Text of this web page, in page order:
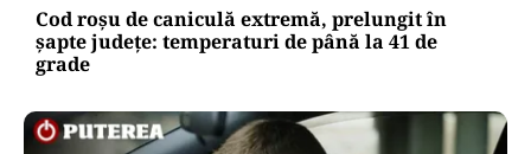
Cod roșu de caniculă extremă, prelungit în
șapte județe: temperaturi de până la 41 de
grade